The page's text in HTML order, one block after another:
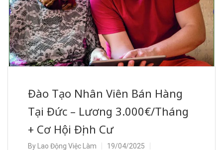
Đào Tạo Nhân Viên Bán Hàng
Tại Đức – Lương 3.000€/Tháng
+ Cơ Hội Định Cư
By Lao Động Việc Làm
19/04/2025